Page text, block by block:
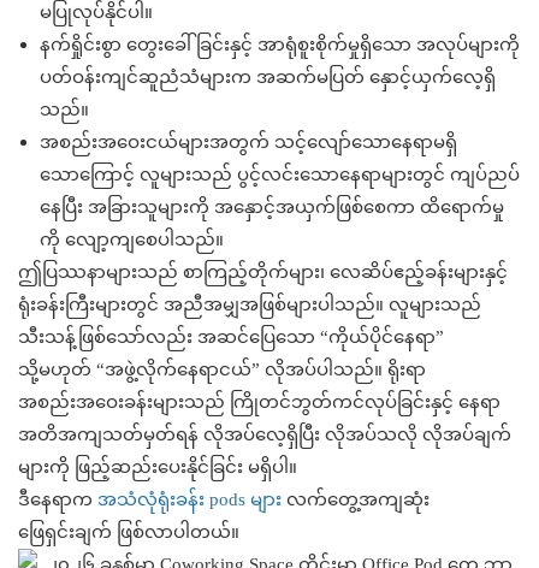
မပြုလုပ်နိုင်ပါ။
နက်ရှိုင်းစွာ တွေးခေါ်ခြင်းနှင့် အာရုံစူးစိုက်မှုရှိသော အလုပ်များကို
ပတ်ဝန်းကျင်ဆူညံသံများက အဆက်မပြတ် နှောင့်ယှက်လေ့ရှိ
သည်။
အစည်းအဝေးငယ်များအတွက် သင့်လျော်သောနေရာမရှိ
သောကြောင့် လူများသည် ပွင့်လင်းသောနေရာများတွင် ကျပ်ညပ်
နေပြီး အခြားသူများကို အနှောင့်အယှက်ဖြစ်စေကာ ထိရောက်မှု
ကို လျော့ကျစေပါသည်။
ဤပြဿနာများသည် စာကြည့်တိုက်များ၊ လေဆိပ်ဧည့်ခန်းများနှင့်
ရုံးခန်းကြီးများတွင် အညီအမျှအဖြစ်များပါသည်။ လူများသည်
သီးသန့်ဖြစ်သော်လည်း အဆင်ပြေသော “ကိုယ်ပိုင်နေရာ”
သို့မဟုတ် “အဖွဲ့လိုက်နေရာငယ်” လိုအပ်ပါသည်။ ရိုးရာ
အစည်းအဝေးခန်းများသည် ကြိုတင်ဘွတ်ကင်လုပ်ခြင်းနှင့် နေရာ
အတိအကျသတ်မှတ်ရန် လိုအပ်လေ့ရှိပြီး လိုအပ်သလို လိုအပ်ချက်
များကို ဖြည့်ဆည်းပေးနိုင်ခြင်း မရှိပါ။
ဒီနေရာက အသံလုံရုံးခန်း pods များ လက်တွေ့အကျဆုံး
ဖြေရှင်းချက် ဖြစ်လာပါတယ်။